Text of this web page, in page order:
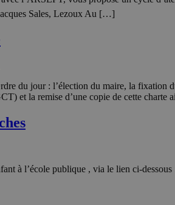
Sales, Lezoux Au […]
du jour : l’élection du maire, la fixation
et la remise d’une copie de cette charte
à l’école publique , via le lien ci-